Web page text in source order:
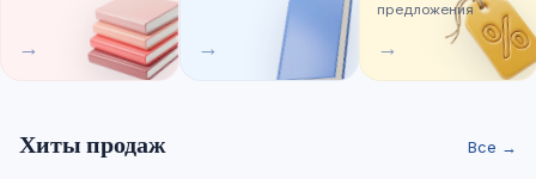
→ →
предложения
→
Хиты продаж Все →